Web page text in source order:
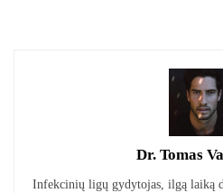
Dr. Tomas
Infekcinių ligų gydytojas, ilgą laiką